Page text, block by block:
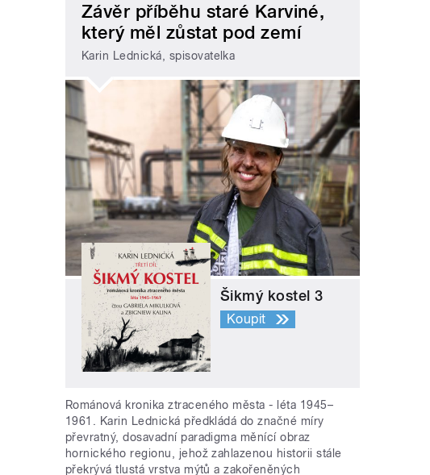
Závěr příběhu staré Karviné,
který měl zůstat pod zemí
Karin Lednická, spisovatelka
Šikmý kostel 3
Koupit
Románová kronika ztraceného města - léta 1945–
1961. Karin Lednická předkládá do značné míry
převratný, dosavadní paradigma měnící obraz
hornického regionu, jehož zahlazenou historii stále
překrývá tlustá vrstva mýtů a zakořeněných